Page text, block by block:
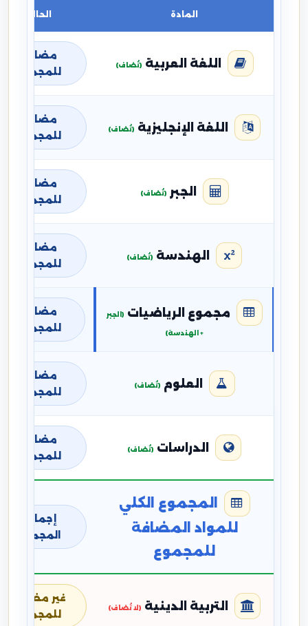
المادة الحالة
اللغة العربية (تُضاف)
مضافة
للمجموع
اللغة الإنجليزية (تُضاف)
مضافة
للمجموع
الجبر (تُضاف)
مضافة
للمجموع
الهندسة (تُضاف)
مضافة
للمجموع
مجموع الرياضيات (الجبر
+ الهندسة)
مضافة
للمجموع
العلوم (تُضاف)
مضافة
للمجموع
الدراسات (تُضاف)
مضافة
للمجموع
المجموع الكلي
للمواد المضافة
للمجموع
إجمالي
المجموع
التربية الدينية (لا تُضاف)
غير مضافة
للمجموع